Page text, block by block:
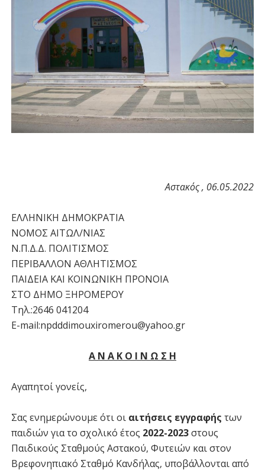
Αστακός , 06.05.2022
ΕΛΛΗΝΙΚΗ ΔΗΜΟΚΡΑΤΙΑ
ΝΟΜΟΣ ΑΙΤΩΛ/ΝΙΑΣ
Ν.Π.Δ.Δ. ΠΟΛΙΤΙΣΜΟΣ
ΠΕΡΙΒΑΛΛΟΝ ΑΘΛΗΤΙΣΜΟΣ
ΠΑΙΔΕΙΑ ΚΑΙ ΚΟΙΝΩΝΙΚΗ ΠΡΟΝΟΙΑ
ΣΤΟ ΔΗΜΟ ΞΗΡΟΜΕΡΟΥ
Τηλ.:2646 041204
E-mail:npdddimouxiromerou@yahoo.gr
Α Ν Α Κ Ο Ι Ν Ω Σ Η
Αγαπητοί γονείς,
Σας ενημερώνουμε ότι οι αιτήσεις εγγραφής των
παιδιών για το σχολικό έτος 2022-2023στους
Παιδικούς Σταθμούς Αστακού, Φυτειών και στον
Βρεφονηπιακό Σταθμό Κανδήλας, υποβάλλονται από